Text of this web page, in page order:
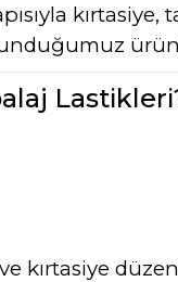
kırtasiye